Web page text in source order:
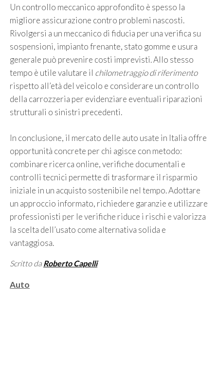
Un controllo meccanico approfondito è spesso la
migliore assicurazione contro problemi nascosti.
Rivolgersi a un meccanico di fiducia per una verifica su
sospensioni, impianto frenante, stato gomme e usura
generale può prevenire costi imprevisti. Allo stesso
tempo è utile valutare il chilometraggio di riferimento
rispetto all’età del veicolo e considerare un controllo
della carrozzeria per evidenziare eventuali riparazioni
strutturali o sinistri precedenti.
In conclusione, il mercato delle auto usate in Italia offre
opportunità concrete per chi agisce con metodo:
combinare ricerca online, verifiche documentali e
controlli tecnici permette di trasformare il risparmio
iniziale in un acquisto sostenibile nel tempo. Adottare
un approccio informato, richiedere garanzie e utilizzare
professionisti per le verifiche riduce i rischi e valorizza
la scelta dell’usato come alternativa solida e
vantaggiosa.
Scritto da Roberto Capelli
Categorie
Auto